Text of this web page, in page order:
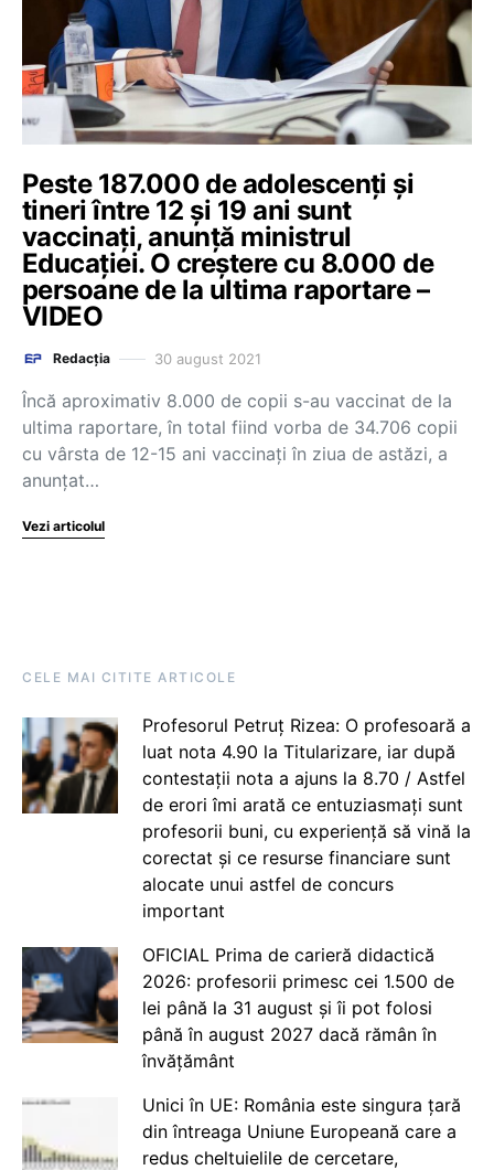
Peste 187.000 de adolescenți și
tineri între 12 și 19 ani sunt
vaccinați, anunță ministrul
Educației. O creștere cu 8.000 de
persoane de la ultima raportare –
VIDEO
Redacția 30 august 2021
Încă aproximativ 8.000 de copii s-au vaccinat de la
ultima raportare, în total fiind vorba de 34.706 copii
cu vârsta de 12-15 ani vaccinați în ziua de astăzi, a
anunțat…
Vezi articolul
CELE MAI CITITE ARTICOLE
Profesorul Petruț Rizea: O profesoară a
luat nota 4.90 la Titularizare, iar după
contestații nota a ajuns la 8.70 / Astfel
de erori îmi arată ce entuziasmați sunt
profesorii buni, cu experiență să vină la
corectat și ce resurse financiare sunt
alocate unui astfel de concurs
important
OFICIAL Prima de carieră didactică
2026: profesorii primesc cei 1.500 de
lei până la 31 august și îi pot folosi
până în august 2027 dacă rămân în
învățământ
Unici în UE: România este singura țară
din întreaga Uniune Europeană care a
redus cheltuielile de cercetare,